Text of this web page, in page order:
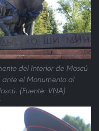
del Interior de Moscú
el Monumento al
(Fuente: VNA)